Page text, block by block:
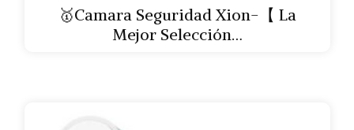
🥇Camara Seguridad Xion-【 La
Mejor Selección…